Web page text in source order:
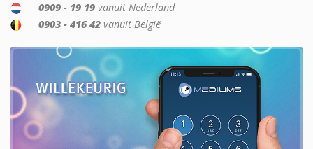
0909 - 19 19 vanuit Nederland
0903 - 416 42 vanuit België